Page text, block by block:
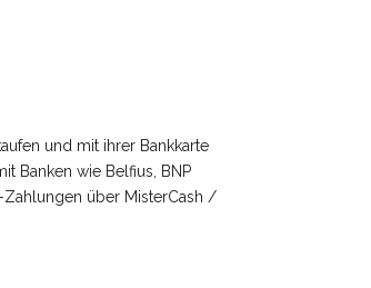
und mit ihrer Bankkarte
Banken wie Belfius, BNP
Zahlungen über MisterCash /